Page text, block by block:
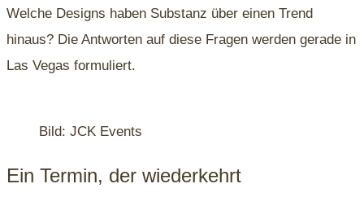
Welche Designs haben Substanz über einen Trend
hinaus? Die Antworten auf diese Fragen werden gerade in
Las Vegas formuliert.
Bild: JCK Events
Ein Termin, der wiederkehrt